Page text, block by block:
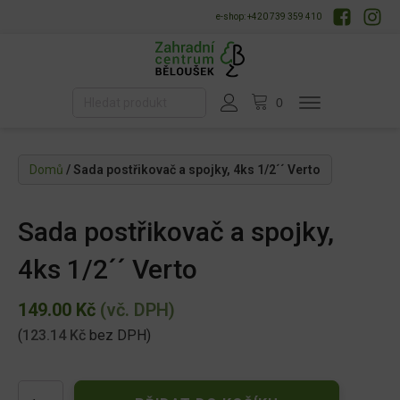
e-shop: +420 739 359 410
Domů / Sada postřikovač a spojky, 4ks 1/2´´ Verto
Sada postřikovač a spojky,
4ks 1/2´´ Verto
149.00 Kč (vč. DPH)
(123.14 Kč bez DPH)